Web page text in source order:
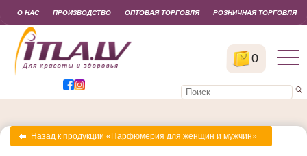
0
О НАС ПРОИЗВОДСТВО ОПТОВАЯ ТОРГОВЛЯ РОЗНИЧНАЯ ТОРГОВЛЯ
Назад к продукции «Парфюмерия для женщин и мужчин»